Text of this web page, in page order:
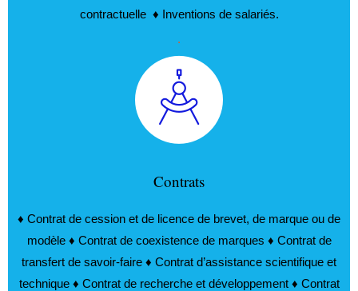
contractuelle ♦ Inventions de salariés.
.
Contrats
♦ Contrat de cession et de licence de brevet, de marque ou de
modèle ♦ Contrat de coexistence de marques ♦ Contrat de
transfert de savoir-faire ♦ Contrat d’assistance scientifique et
technique ♦ Contrat de recherche et développement ♦ Contrat